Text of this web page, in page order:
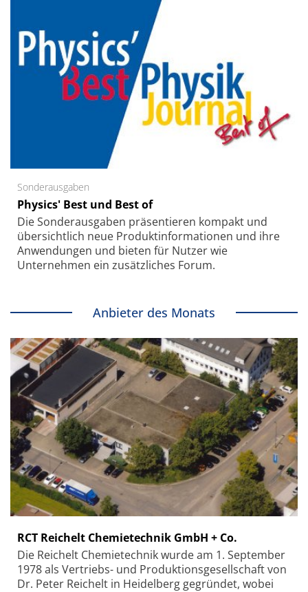
Sonderausgaben
Physics' Best und Best of
Die Sonder­ausgaben präsentieren kompakt und
übersichtlich neue Produkt­informationen und ihre
Anwendungen und bieten für Nutzer wie
Unternehmen ein zusätzliches Forum.
Anbieter des Monats
RCT Reichelt Chemietechnik GmbH + Co.
Die Reichelt Chemietechnik wurde am 1. September
1978 als Vertriebs- und Produktionsgesellschaft von
Dr. Peter Reichelt in Heidelberg gegründet, wobei